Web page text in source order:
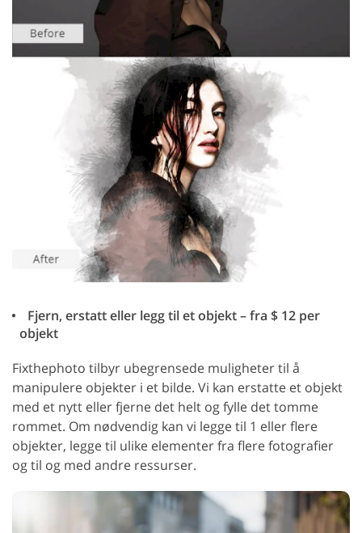
Fjern, erstatt eller legg til et objekt – fra $ 12 per
objekt
Fixthephoto tilbyr ubegrensede muligheter til å
manipulere objekter i et bilde. Vi kan erstatte et objekt
med et nytt eller fjerne det helt og fylle det tomme
rommet. Om nødvendig kan vi legge til 1 eller flere
objekter, legge til ulike elementer fra flere fotografier
og til og med andre ressurser.